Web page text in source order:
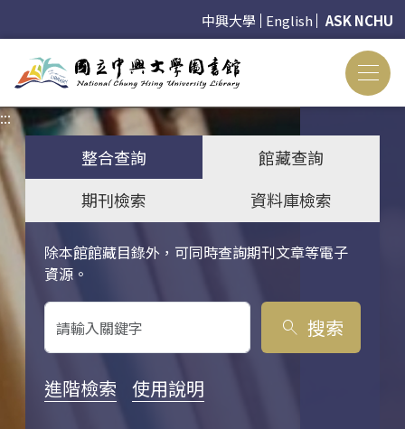
中興大學 English ASK NCHU
:::
整合查詢
館藏查詢
期刊檢索
資料庫檢索
除本館館藏目錄外，可同時查詢期刊文章等電子
資源。
關鍵字搜尋
search 搜索
進階檢索 使用說明